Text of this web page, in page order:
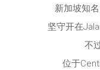
新加坡知
坚守开在
不
位于